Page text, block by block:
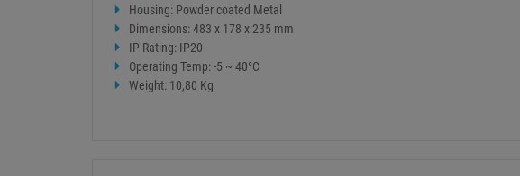
Housing: Powder coated Metal
Dimensions: 483 x 178 x 235 mm
IP Rating: IP20
Operating Temp: -5 ~ 40°C
Weight: 10,80 Kg